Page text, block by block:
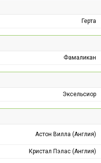
Герта
Фамаликан
Эксельсиор
Астон Вилла (Англия)
Кристал Пэлас (Англия)